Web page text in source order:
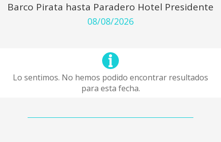
Barco Pirata hasta Paradero Hotel Presidente
08/08/2026
Lo sentimos. No hemos podido encontrar resultados
para esta fecha.